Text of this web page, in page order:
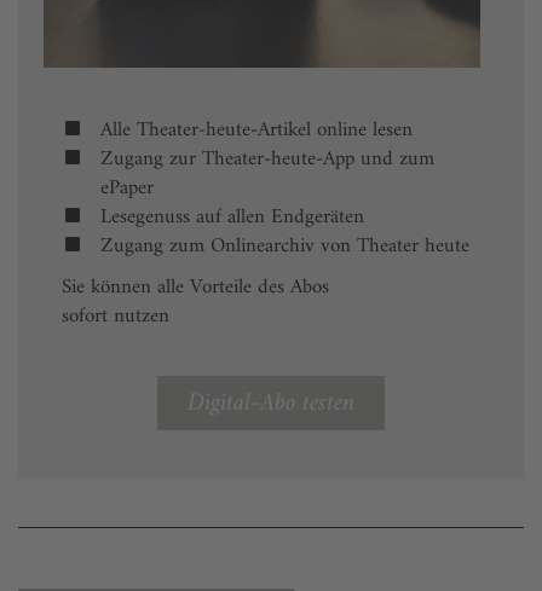
Alle Theater-heute-Artikel online lesen
Zugang zur Theater-heute-App und zum
ePaper
Lesegenuss auf allen Endgeräten
Zugang zum Onlinearchiv von Theater heute
Sie können alle Vorteile des Abos
sofort nutzen
Digital-Abo testen